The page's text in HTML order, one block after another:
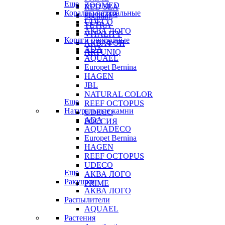
RED SEA
Sochting
TETRA
VITALITY
АКВАФОН
ARTUNIQ
ZOOMED
РОССИЯ
Еще
Кораллы натуральные
UDECO
АКВА ЛОГО
Коряги природные
ADA
AQUAEL
Europet Bernina
HAGEN
JBL
NATURAL COLOR
REEF OCTOPUS
UDECO
РОССИЯ
Еще
Натуральные камни
ADA
AQUADECO
Europet Bernina
HAGEN
REEF OCTOPUS
UDECO
АКВА ЛОГО
PRIME
Еще
Ракушки
АКВА ЛОГО
Распылители
AQUAEL
Растения